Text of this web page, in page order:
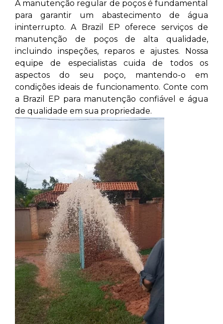
A manutenção regular de poços é fundamental
para garantir um abastecimento de água
ininterrupto. A Brazil EP oferece serviços de
manutenção de poços de alta qualidade,
incluindo inspeções, reparos e ajustes. Nossa
equipe de especialistas cuida de todos os
aspectos do seu poço, mantendo-o em
condições ideais de funcionamento. Conte com
a Brazil EP para manutenção confiável e água
de qualidade em sua propriedade.